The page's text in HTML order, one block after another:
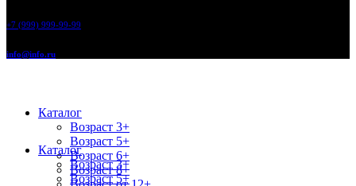
+7 (999) 999-99-99
info@info.ru
Каталог
Возраст 3+
Возраст 5+
Возраст 6+
Возраст 8+
Каталог
Возраст 3+
Возраст 5+